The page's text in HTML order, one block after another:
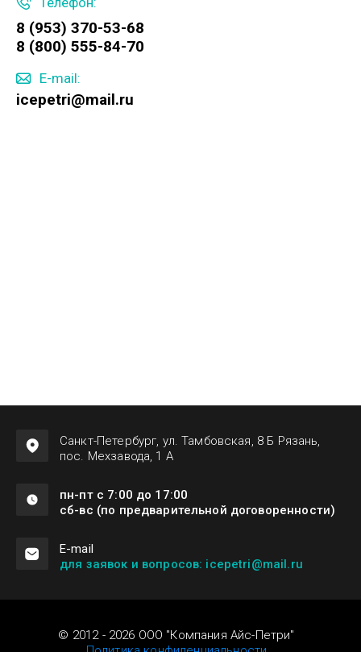
8 (953) 370-53-68
8 (800) 555-84-70
E-mail:
icepetri@mail.ru
Санкт-Петербург, ул. Тамбовская, 8 Б Рязань,
пос. Мехзавода, 1 А
пн-пт с 7:00 до 17:00
сб-вс (по предварительной договоренности)
Е-mail
для заявок и вопросов: icepetri@mail.ru
© 2012 - 2026 ООО "Компания Айс-Петри"